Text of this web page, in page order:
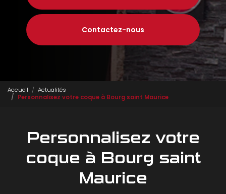
Contactez-nous
Accueil
Actualités
Personnalisez votre coque à Bourg saint Maurice
Personnalisez votre
coque à Bourg saint
Maurice